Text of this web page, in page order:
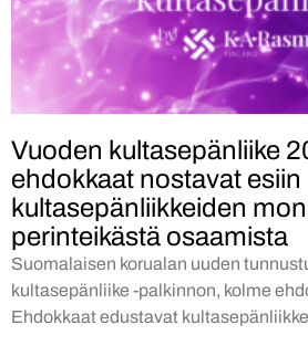
Vuoden kultasepänliike
ehdokkaat nostavat esiin
kultasepänliikkeiden
perinteikästä osaamista
Suomalaisen korualan uuden
kultasepänliike -palkinnon, kolme
Ehdokkaat edustavat